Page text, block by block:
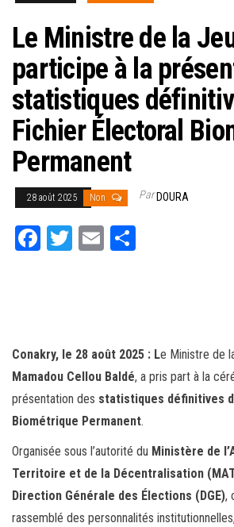
Le Ministre de la
participe à la
statistiques
Fichier Électoral
Permanent
28 août 2025 Non ParDOURA
Fa
T
E
Conakry, le 28 août 2025 : Le Ministre de
Mamadou Cellou Baldé, a pris part à la
présentation des statistiques définitives
Biométrique Permanent.
Organisée sous l’autorité du Ministère de
Territoire et de la Décentralisation
Direction Générale des Élections (DGE),
rassemblé des personnalités